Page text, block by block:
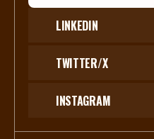
LINKEDIN
TWITTER/X
INSTAGRAM